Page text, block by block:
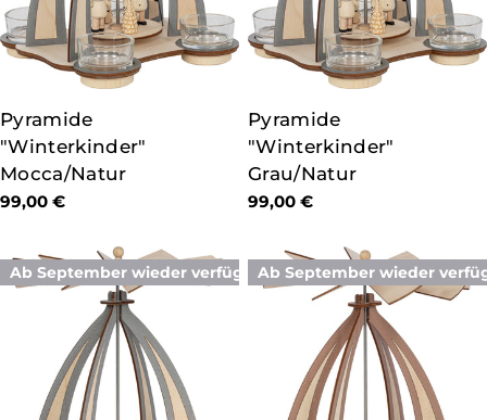
TYP:
Pyramide
"Winterkinder"
Mocca/Natur
Regulärer
99,00 €
TYP:
Pyramide
"Winterkinder"
Grau/Natur
Regulärer
99,00 €
Ab September wieder verfügbarAb September wieder